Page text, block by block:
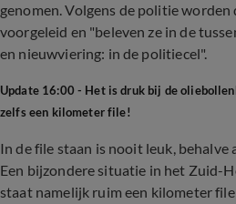
genomen. Volgens de politie worden
voorgeleid en "beleven ze in de
en nieuwviering: in de politiecel".
Update 16:00 - Het is druk bij de
zelfs een kilometer file!
In de file staan is nooit leuk, behalve
Een bijzondere situatie in het Zuid-
staat namelijk ruim een kilometer